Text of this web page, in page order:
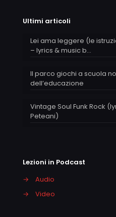
Ultimi articoli
Lei ama leggere (le
– lyrics & music b…
Il parco giochi a scuola
dell’educazione
Vintage Soul Funk Rock
Peteani)
Lezioni in Podcast
→
Audio
→
Video